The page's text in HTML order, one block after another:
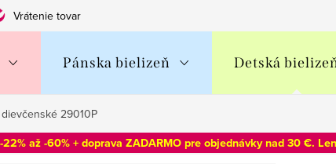
Vrátenie tovaru
Pánska bielizeň Detská
29010P
až -60% + doprava ZADARMO pre objednávky nad 30 €.